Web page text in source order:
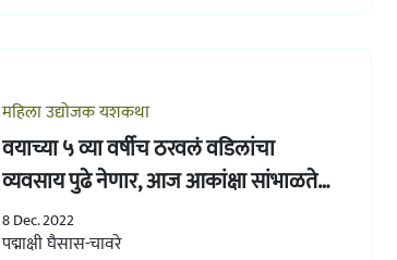
महिला उद्योजक यशकथा
वयाच्या ५ व्या वर्षीच ठरवलं वडिलांचा
व्यवसाय पुढे नेणार, आज आकांक्षा सांभाळते
कोट्यवधींचा व्यवसाय
8 Dec. 2022
पद्माक्षी घैसास-चावरे